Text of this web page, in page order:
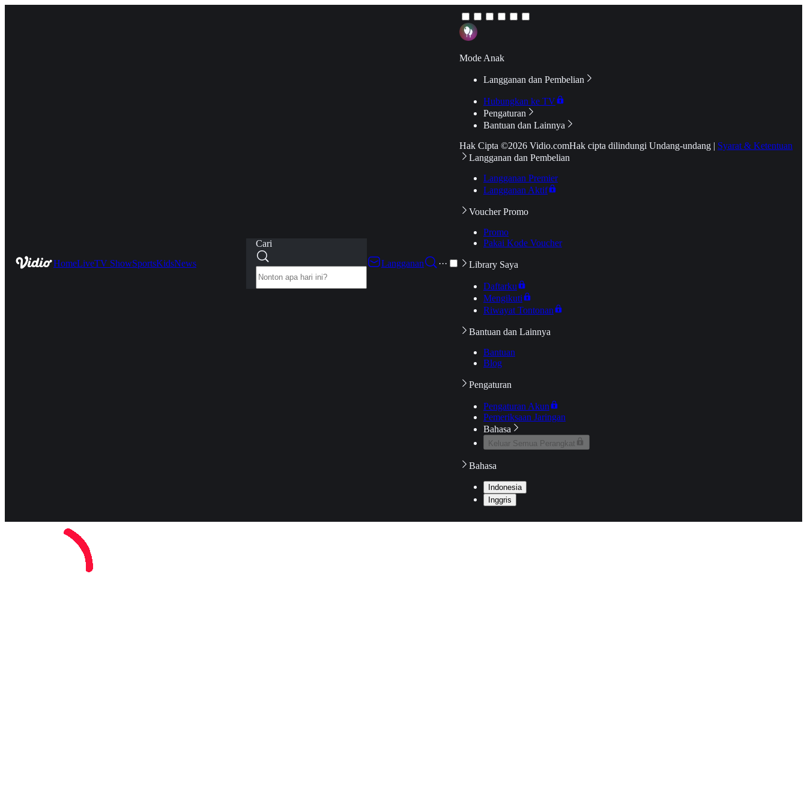
HomeLiveTV ShowSportsKidsNews
Cari
Langganan
···
Mode Anak
Langganan dan Pembelian
Hubungkan ke TV
Pengaturan
Bantuan dan Lainnya
Hak Cipta ©2026 Vidio.comHak cipta dilindungi Undang-undang | Syarat & Ketentuan
Langganan dan Pembelian
Langganan Premier
Langganan Aktif
Voucher Promo
Promo
Pakai Kode Voucher
Library Saya
Daftarku
Mengikuti
Riwayat Tontonan
Bantuan dan Lainnya
Bantuan
Blog
Pengaturan
Pengaturan Akun
Pemeriksaan Jaringan
Bahasa
Keluar Semua Perangkat
Bahasa
Indonesia
Inggris